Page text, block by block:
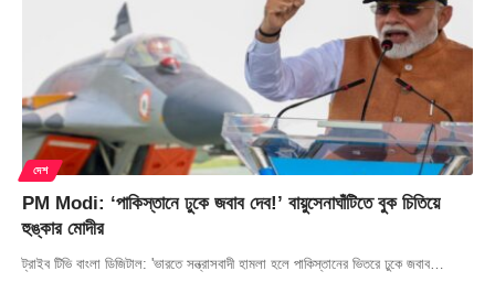
দেশ
PM Modi: ‘পাকিস্তানে ঢুকে জবাব দেব!’ বায়ুসেনাঘাঁটিতে বুক চিতিয়ে
হুঙ্কার মোদীর
ট্রাইব টিভি বাংলা ডিজিটাল: 'ভারতে সন্ত্রাসবাদী হামলা হলে পাকিস্তানের ভিতরে ঢুকে জবাব…